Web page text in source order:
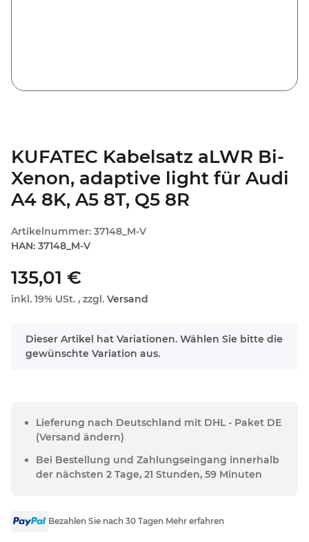
KUFATEC Kabelsatz aLWR Bi-
Xenon, adaptive light für Audi
A4 8K, A5 8T, Q5 8R
Artikelnummer: 37148_M-V
HAN: 37148_M-V
135,01 €
inkl. 19% USt. , zzgl. Versand
x
Dieser Artikel hat Variationen. Wählen Sie bitte die
gewünschte Variation aus.
Lieferung nach Deutschland mit DHL - Paket DE
(Versand ändern)
Bei Bestellung und Zahlungseingang innerhalb
der nächsten 2 Tage, 21 Stunden, 59 Minuten
Bezahlen Sie nach 30 Tagen Mehr erfahren